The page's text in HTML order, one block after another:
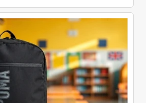
w przyszłym tygodniu i czy jest
zanim skończą się wakacje.